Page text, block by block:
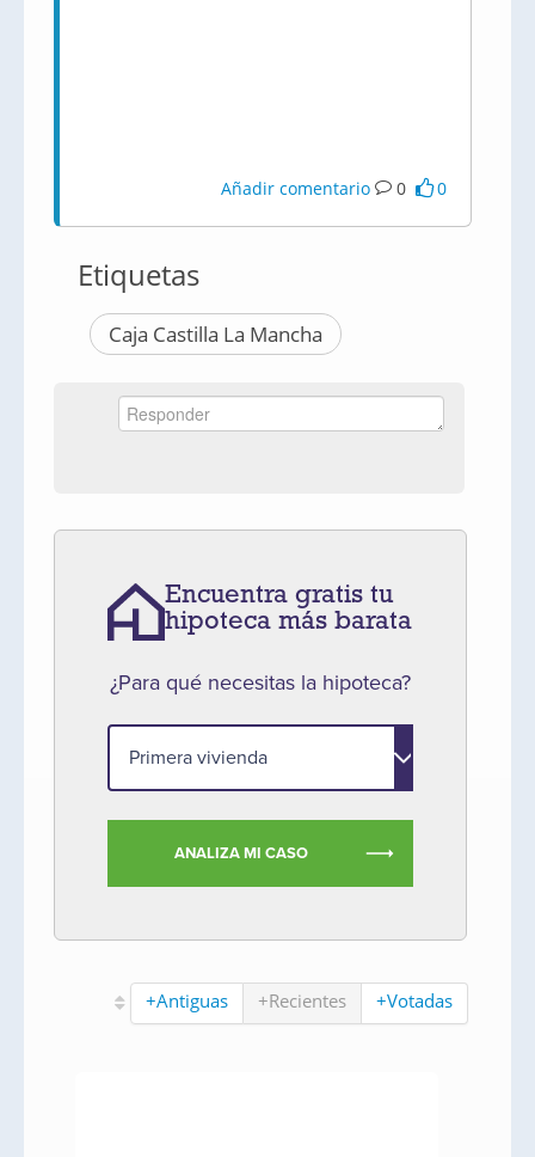
Añadir comentario 0 0
Etiquetas
Caja Castilla La Mancha
Encuentra gratis tu
hipoteca más barata
¿Para qué necesitas la hipoteca?
ANALIZA MI CASO
+Antiguas +Recientes +Votadas